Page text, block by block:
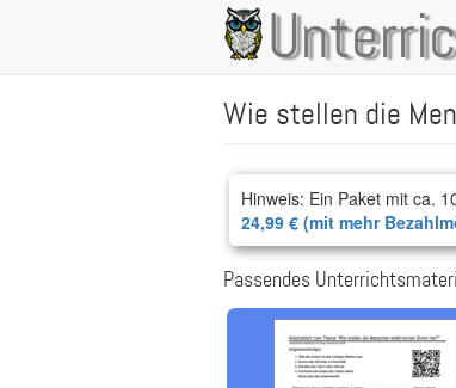
Main
navigation
Wie stellen die
Hinweis: Ein Paket mit ca.
24,99 € (mit mehr
Passendes